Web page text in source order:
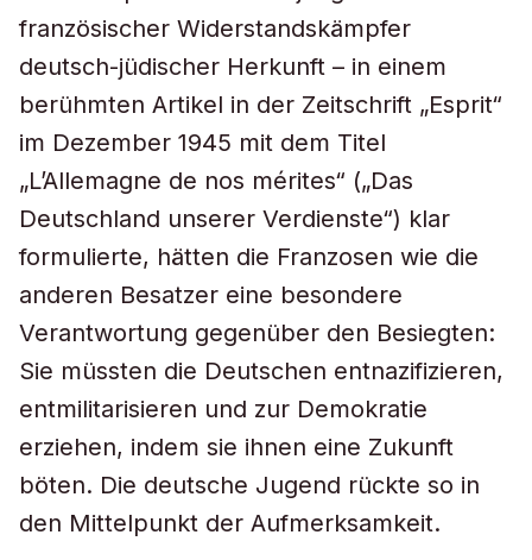
französischer Widerstandskämpfer
deutsch-jüdischer Herkunft – in einem
berühmten Artikel in der Zeitschrift „Esprit“
im Dezember 1945 mit dem Titel
„L’Allemagne de nos mérites“ („Das
Deutschland unserer Verdienste“) klar
formulierte, hätten die Franzosen wie die
anderen Besatzer eine besondere
Verantwortung gegenüber den Besiegten:
Sie müssten die Deutschen entnazifizieren,
entmilitarisieren und zur Demokratie
erziehen, indem sie ihnen eine Zukunft
böten. Die deutsche Jugend rückte so in
den Mittelpunkt der Aufmerksamkeit.